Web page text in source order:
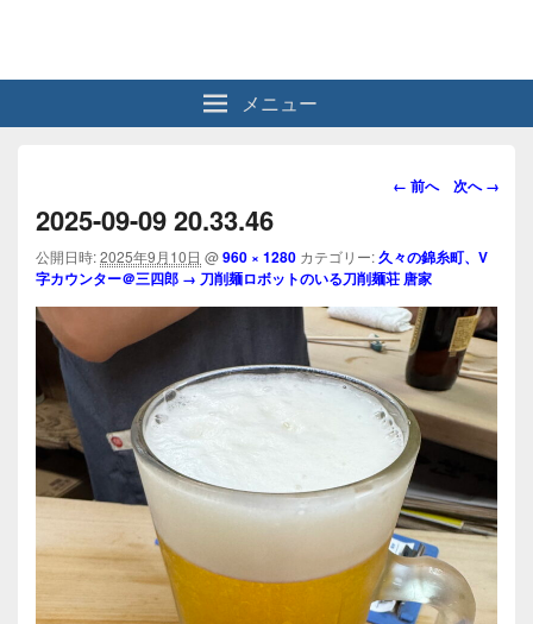
メニュー
画
ビ
ゲ
ー
シ
ョ
ン
← 前へ 次へ →
2025-09-09 20.33.46
公開日時:2025年9月10日 @960 × 1280 カテゴリー:久々の錦糸町、V
字カウンター＠三四郎 → 刀削麺ロボットのいる刀削麺荘 唐家